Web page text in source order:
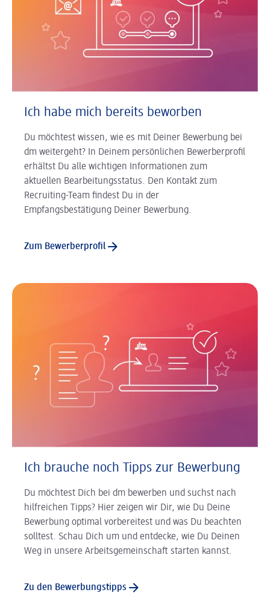
Ich habe mich bereits beworben
Du möchtest wissen, wie es mit Deiner Bewerbung bei
dm weitergeht? In Deinem persönlichen Bewerberprofil
erhältst Du alle wichtigen Informationen zum
aktuellen Bearbeitungsstatus. Den Kontakt zum
Recruiting-Team findest Du in der
Empfangsbestätigung Deiner Bewerbung.
Zum Bewerberprofil
Ich brauche noch Tipps zur Bewerbung
Du möchtest Dich bei dm bewerben und suchst nach
hilfreichen Tipps? Hier zeigen wir Dir, wie Du Deine
Bewerbung optimal vorbereitest und was Du beachten
solltest. Schau Dich um und entdecke, wie Du Deinen
Weg in unsere Arbeitsgemeinschaft starten kannst.
Zu den Bewerbungstipps